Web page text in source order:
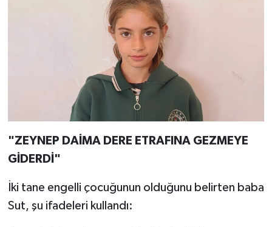
"ZEYNEP DAİMA DERE ETRAFINA GEZMEYE
GİDERDİ"
İki tane engelli çocuğunun olduğunu belirten baba
Sut, şu ifadeleri kullandı: